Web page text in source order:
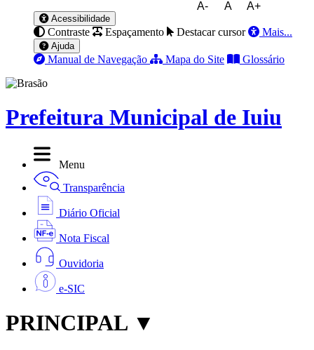
A- A A+
Acessibilidade
Contraste Espaçamento Destacar cursor Mais...
Ajuda
Manual de Navegação Mapa do Site Glossário
Prefeitura Municipal de Iuiu
Menu
Transparência
Diário Oficial
Nota Fiscal
Ouvidoria
e-SIC
PRINCIPAL ▼